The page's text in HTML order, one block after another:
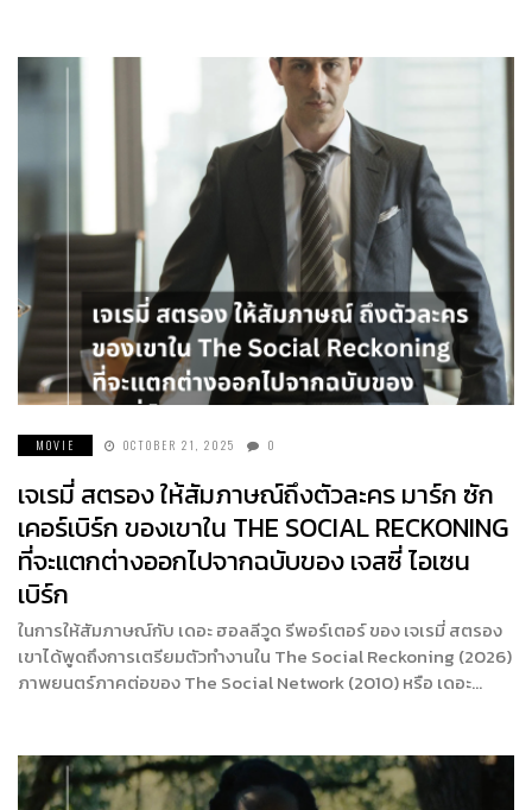
MOVIE OCTOBER 21, 2025 0
เจเรมี่ สตรอง ให้สัมภาษณ์ถึงตัวละคร มาร์ก ซัก
เคอร์เบิร์ก ของเขาใน THE SOCIAL RECKONING
ที่จะแตกต่างออกไปจากฉบับของ เจสซี่ ไอเซน
เบิร์ก
ในการให้สัมภาษณ์กับ เดอะ ฮอลลีวูด รีพอร์เตอร์ ของ เจเรมี่ สตรอง
เขาได้พูดถึงการเตรียมตัวทำงานใน The Social Reckoning (2026)
ภาพยนตร์ภาคต่อของ The Social Network (2010) หรือ เดอะ…